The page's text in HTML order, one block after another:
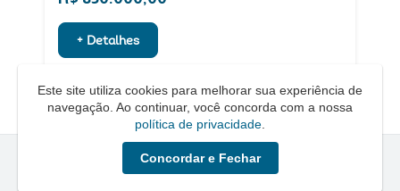
+ Detalhes
Quero um Negócio © - 2026 - Todos os direitos reservados
Este site utiliza cookies para melhorar sua experiência de
navegação. Ao continuar, você concorda com a nossa
política de privacidade
Concordar e Fechar